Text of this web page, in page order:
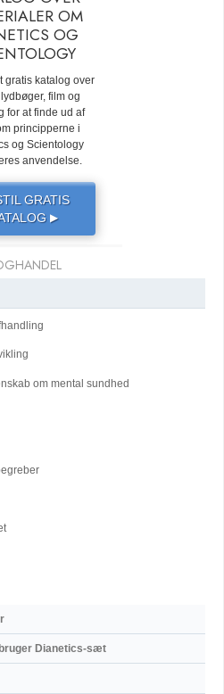
OM
OG
gratis katalog over
film og
for at finde ud af
principperne i
og Scientology
anvendelse.
GRATIS
▶
om mental sundhed
Dianetics-sæt